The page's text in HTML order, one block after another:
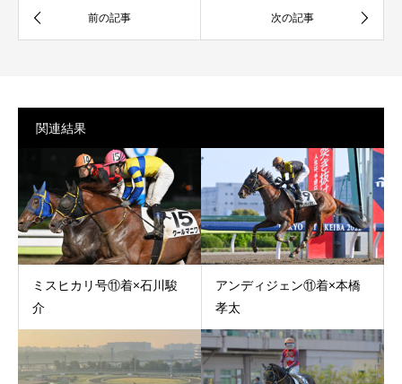
関連結果
ミスヒカリ号⑪着×石川駿
介
アンディジェン⑪着×本橋
孝太